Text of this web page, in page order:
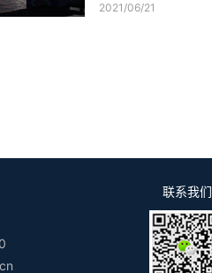
2021/06/21
联系我们